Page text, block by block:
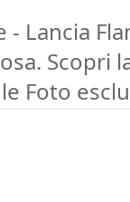
- Lancia
Scopri
Foto